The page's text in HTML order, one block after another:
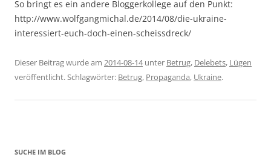
So bringt es ein andere Bloggerkollege auf den Punkt:
http://www.wolfgangmichal.de/2014/08/die-ukraine-
interessiert-euch-doch-einen-scheissdreck/
Dieser Beitrag wurde am 2014-08-14unter Betrug, Delebets, Lügen
veröffentlicht. Schlagwörter: Betrug, Propaganda, Ukraine.
SUCHE IM BLOG